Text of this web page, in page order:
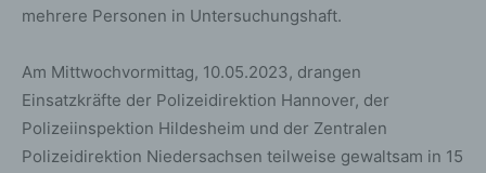
mehrere Personen in Untersuchungshaft.
Am Mittwochvormittag, 10.05.2023, drangen
Einsatzkräfte der Polizeidirektion Hannover, der
Polizeiinspektion Hildesheim und der Zentralen
Polizeidirektion Niedersachsen teilweise gewaltsam in 15